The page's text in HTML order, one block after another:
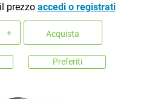
prezzo accedi o registrati
Acquista
Preferiti